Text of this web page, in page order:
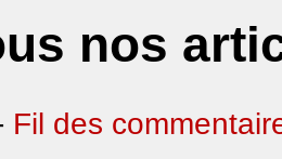
nos
Fil des